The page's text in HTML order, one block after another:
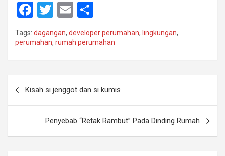
F
a
ce
b
o
k
T
tt
er
E
m
ail ar
e
Tags: dagangan, developer perumahan, lingkungan,
perumahan, rumah perumahan
Kisah si jenggot dan si kumis
Penyebab “Retak Rambut” Pada Dinding Rumah